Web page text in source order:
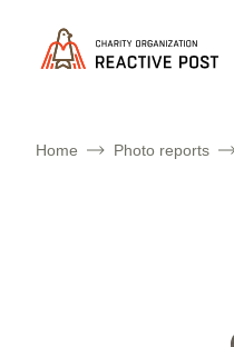
Home Photo reports